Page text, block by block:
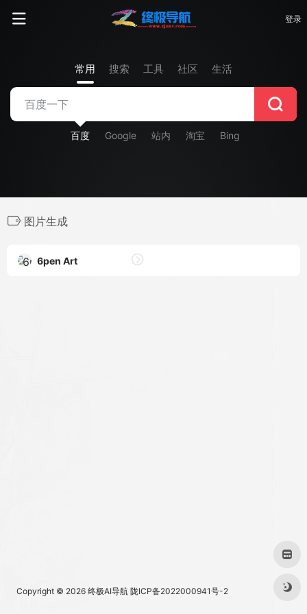
登录
常用 搜索 工具 社区 生活
百度 Google 站内 淘宝 Bing
图片生成
6pen Art
Copyright © 2026 终极AI导航 陇ICP备2022000941号-2